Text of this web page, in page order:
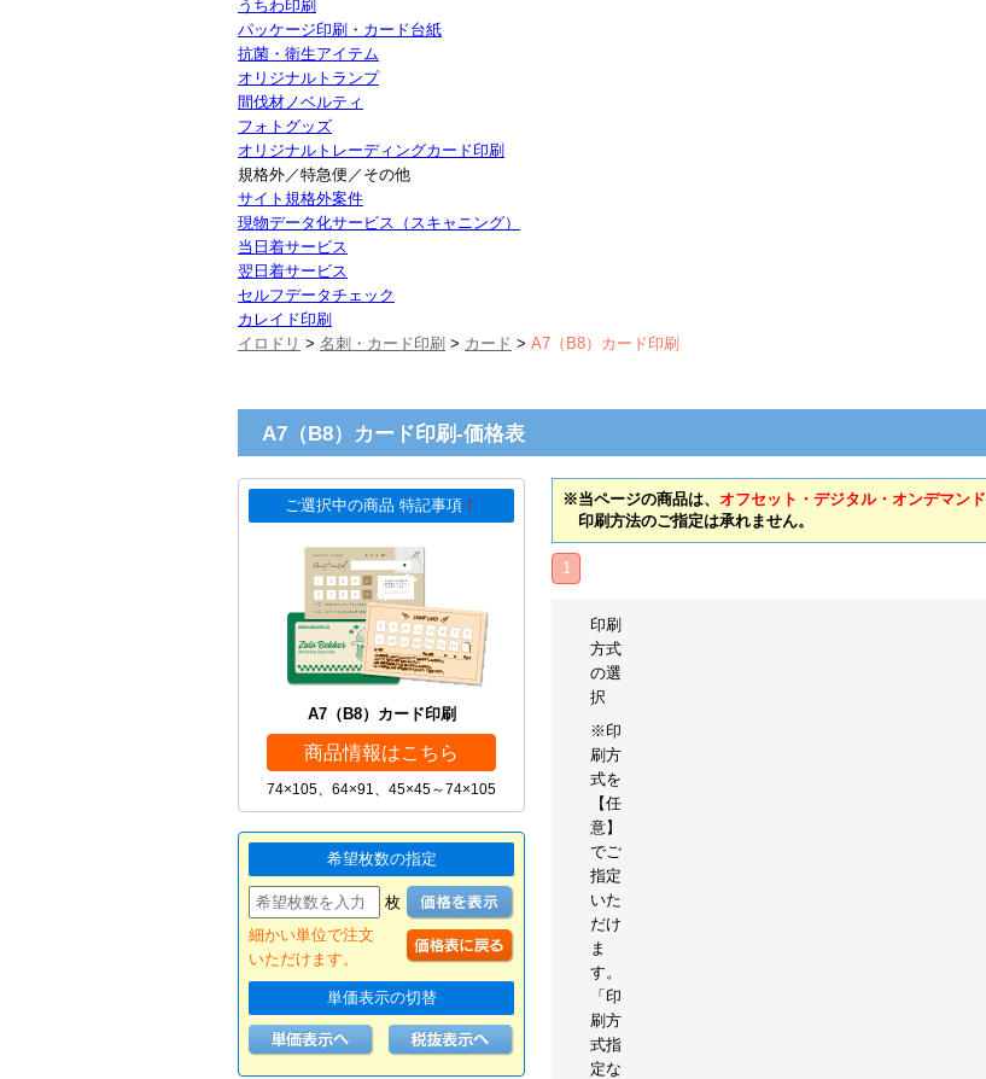
うちわ印刷
パッケージ印刷・カード台紙
抗菌・衛生アイテム
オリジナルトランプ
間伐材ノベルティ
フォトグッズ
オリジナルトレーディングカード印刷
規格外／特急便／その他
サイト規格外案件
現物データ化サービス（スキャニング）
当日着サービス
翌日着サービス
セルフデータチェック
カレイド印刷
イロドリ > 名刺・カード印刷 > カード > A7（B8）カード印刷
A7（B8）カード印刷-価格表
ご選択中の商品 特記事項 ！
A7（B8）カード印刷
商品情報はこちら
74×105、64×91、45×45～74×105
希望枚数の指定
枚
細かい単位で注文
いただけます。
単価表示の切替
※当ページの商品は、 オフセット・デジタル・オンデマンド
印刷方法のご指定は承れません。
1
印刷
方式
の選
択
※印
刷方
式を
【任
意】
でご
指定
いた
だけ
ま
す。
「印
刷方
式指
定な